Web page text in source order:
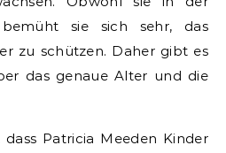
sie sich sehr, das
zu schützen. Daher gibt es
das genaue Alter und die
Patricia Meeden Kinder